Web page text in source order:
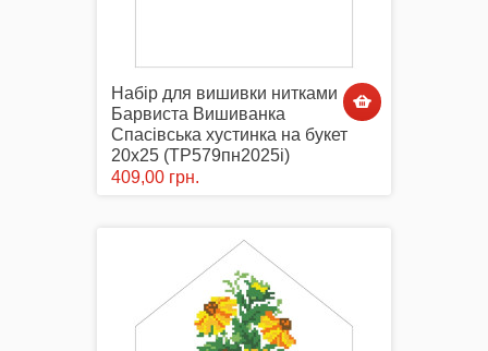
Набір для вишивки нитками
Барвиста Вишиванка
Спасівська хустинка на букет
20х25 (ТР579пн2025i)
409,00 грн.